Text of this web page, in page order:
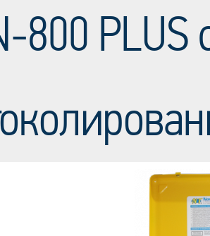
800